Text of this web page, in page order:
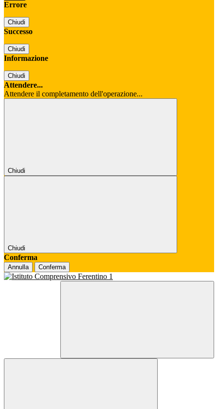
Errore
Chiudi
Successo
Chiudi
Informazione
Chiudi
Attendere...
Attendere il completamento dell'operazione...
Chiudi
Chiudi
Conferma
Annulla Conferma